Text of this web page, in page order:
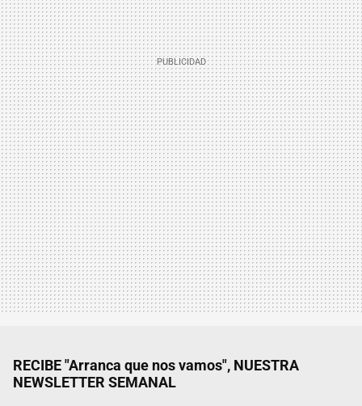
RECIBE "Arranca que nos vamos", NUESTRA
NEWSLETTER SEMANAL